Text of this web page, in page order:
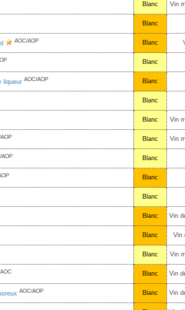
Blanc Vin
Blanc
AOC/AOP Blanc
Blanc
liqueur AOC/AOP Blanc
Blanc
Blanc Vin
Blanc Vin
AOP Blanc
Blanc
Blanc
Blanc Vin
Blanc Vin
Blanc Vin
AOC Blanc Vin
AOC/AOP Blanc Vin